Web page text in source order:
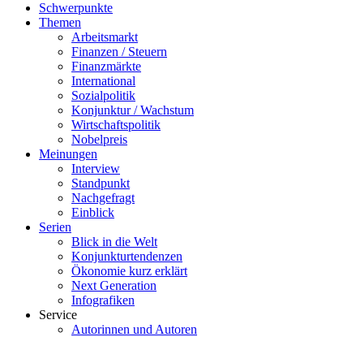
Schwerpunkte
Themen
Arbeitsmarkt
Finanzen / Steuern
Finanzmärkte
International
Sozialpolitik
Konjunktur / Wachstum
Wirtschaftspolitik
Nobelpreis
Meinungen
Interview
Standpunkt
Nachgefragt
Einblick
Serien
Blick in die Welt
Konjunkturtendenzen
Ökonomie kurz erklärt
Next Generation
Infografiken
Service
Autorinnen und Autoren